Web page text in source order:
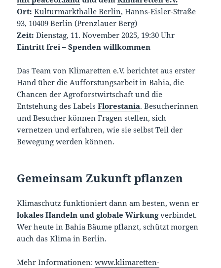
Ort: Kulturmarkthalle Berlin, Hanns-Eisler-Straße
93, 10409 Berlin (Prenzlauer Berg)
Zeit: Dienstag, 11. November 2025, 19:30 Uhr
Eintritt frei – Spenden willkommen
Das Team von Klimaretten e.V. berichtet aus erster
Hand über die Aufforstungsarbeit in Bahia, die
Chancen der Agroforstwirtschaft und die
Entstehung des LabelsFlorestania. Besucherinnen
und Besucher können Fragen stellen, sich
vernetzen und erfahren, wie sie selbst Teil der
Bewegung werden können.
Gemeinsam Zukunft pflanzen
Klimaschutz funktioniert dann am besten, wenn er
lokales Handeln und globale Wirkungverbindet.
Wer heute in Bahia Bäume pflanzt, schützt morgen
auch das Klima in Berlin.
Mehr Informationen:www.klimaretten-